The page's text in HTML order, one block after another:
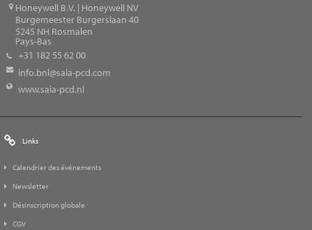
Honeywell B.V. | Honeywell NV
Burgemeester Burgerslaan 40
5245 NH Rosmalen
Pays-Bas
+31 182 55 62 00
info.bnl@saia-pcd.com
www.saia-pcd.nl
Links
Calendrier des événements
Newsletter
Désinscription globale
CGV